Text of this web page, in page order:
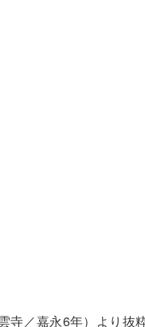
寺／嘉永6年）より抜